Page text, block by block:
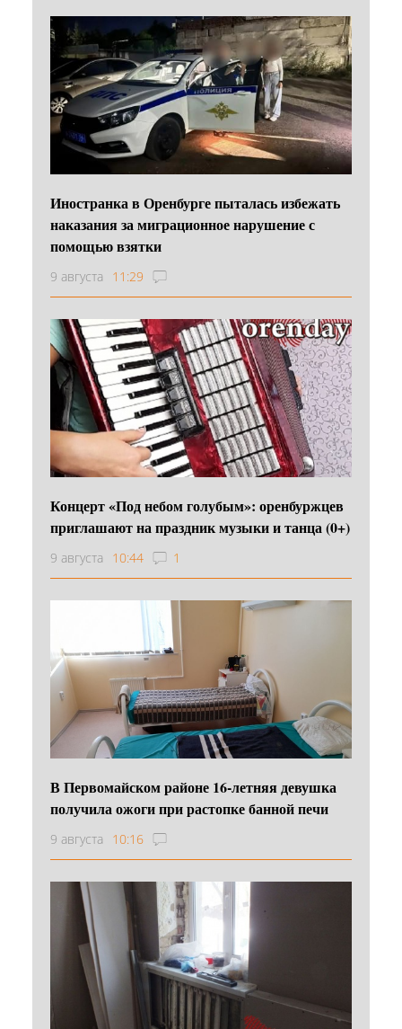
Иностранка в Оренбурге пыталась избежать
наказания за миграционное нарушение с
помощью взятки
9 августа 11:29
Концерт «Под небом голубым»: оренбуржцев
приглашают на праздник музыки и танца (0+)
9 августа 10:44 1
В Первомайском районе 16‑летняя девушка
получила ожоги при растопке банной печи
9 августа 10:16